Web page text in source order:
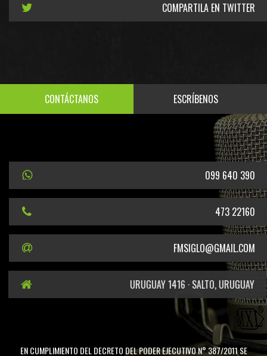
COMPARTILA EN TWITTER
CONTÁCTANOS ESCRÍBENOS
099 640 390
473 22160
FMSIGLO@GMAIL.COM
URUGUAY 1416 · SALTO, URUGUAY
EN CUMPLIMIENTO DEL DECRETO DEL PODER EJECUTIVO N° 387/2011 SE